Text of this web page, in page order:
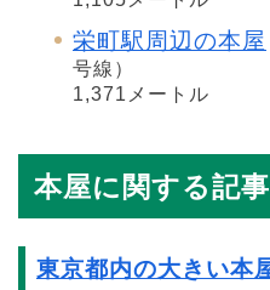
栄町駅周辺の本屋
号線）
1,371メートル
本屋に関する記事
東京都内の大きい本